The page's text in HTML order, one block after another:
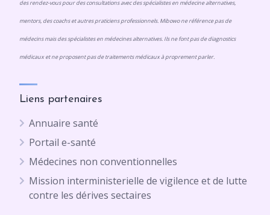
des rendez-vous pour des consultations avec des spécialistes en médecine alternatives,
mentors, des coachs et autres praticiens professionnels. Mibowo ne référence pas de
médecins mais des spécialistes en médecines alternatives. Ils ne font pas de diagnostics
médicaux et ne proposent pas de traitements médicaux à proprement parler.
Liens partenaires
Annuaire santé
Portail e-santé
Médecines non conventionnelles
Mission interministerielle de vigilence et de lutte
contre les dérives sectaires